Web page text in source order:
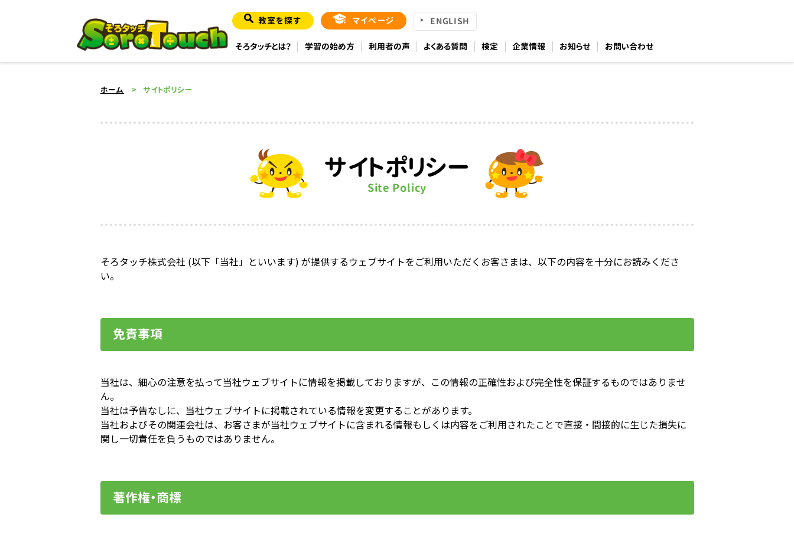
教室を探す マイページ ENGLISH
そろタッチとは？ 学習の始め方 利用者の声 よくある質問 検定 企業情報 お知らせ お問い合わせ
ホーム サイトポリシー
サイトポリシー
Site Policy
そろタッチ株式会社 (以下「当社」といいます) が提供するウェブサイトをご利用いただくお客さまは、以下の内容を十分にお読みくださ
い。
免責事項
当社は、細心の注意を払って当社ウェブサイトに情報を掲載しておりますが、この情報の正確性および完全性を保証するものではありませ
ん。
当社は予告なしに、当社ウェブサイトに掲載されている情報を変更することがあります。
当社およびその関連会社は、お客さまが当社ウェブサイトに含まれる情報もしくは内容をご利用されたことで直接・間接的に生じた損失に
関し一切責任を負うものではありません。
著作権・商標